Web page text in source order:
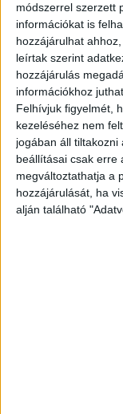
módszerrel szerzett
információkat is
hozzájárulhat
leírtak szerint
hozzájárulás
információkhoz
Felhívjuk figyelmét,
kezeléséhez nem
jogában áll tiltakozni
beállításai csak erre
megváltoztathatja a
hozzájárulását, ha
alján található